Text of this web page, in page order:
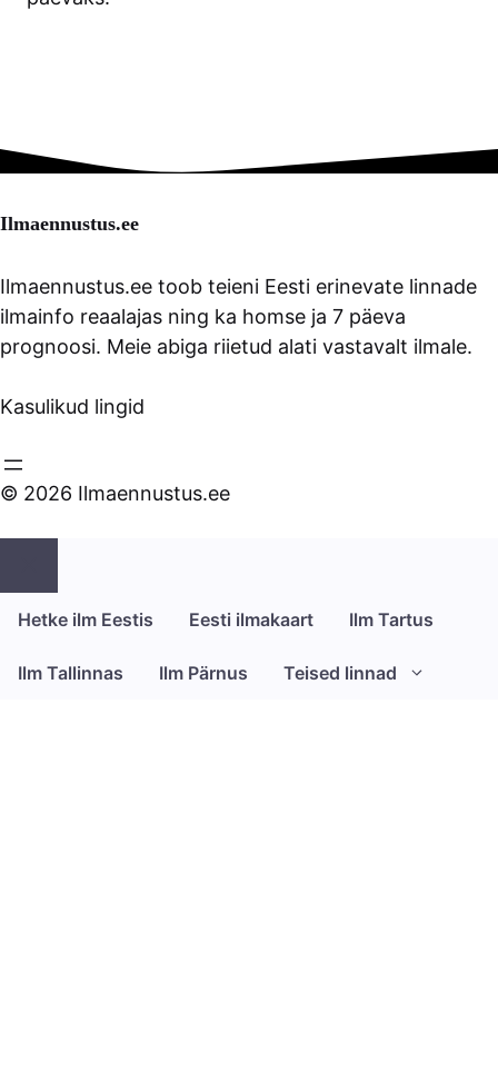
Ilmaennustus.ee
Ilmaennustus.ee toob teieni Eesti erinevate linnade
ilmainfo reaalajas ning ka homse ja 7 päeva
prognoosi. Meie abiga riietud alati vastavalt ilmale.
Kasulikud lingid
© 2026 Ilmaennustus.ee
Close
Hetke ilm Eestis Eesti ilmakaart Ilm Tartus
Ilm Tallinnas Ilm Pärnus Teised linnad